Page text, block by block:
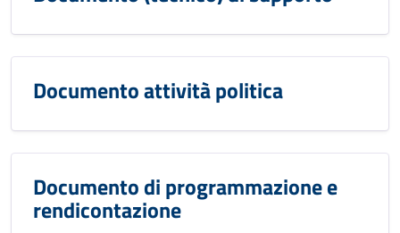
Documento attività politica
Documento di programmazione e
rendicontazione